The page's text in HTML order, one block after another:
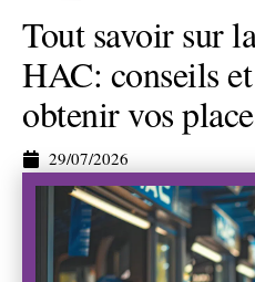
Tout savoir sur
HAC: conseils
obtenir vos
29/07/2026